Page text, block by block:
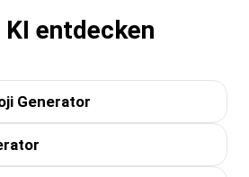
KI entdecken
Generator